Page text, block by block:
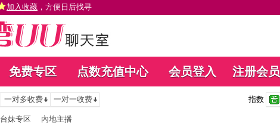
加入收藏 ，方便日后找寻
免费专区 点数充值中心 会员登入 注册会员
一对多收费 一对一收费 指数
台妹专区 內地主播